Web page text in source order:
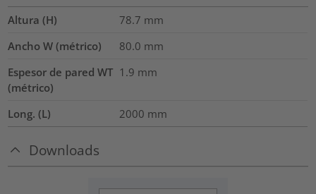
Altura (H) 78.7 mm
Ancho W (métrico)
80.0 mm
Espesor de pared WT
(métrico)
1.9 mm
Long. (L) 2000 mm
Downloads